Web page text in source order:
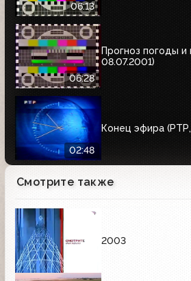
06:13
06:28
Прогноз погоды
08.07.2001)
02:48
Конец эфира (РТР,
Смотрите также
2003